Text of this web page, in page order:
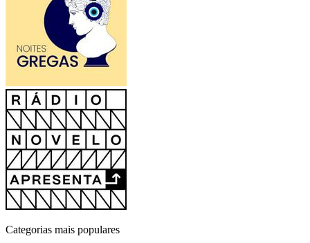
Categorias mais populares